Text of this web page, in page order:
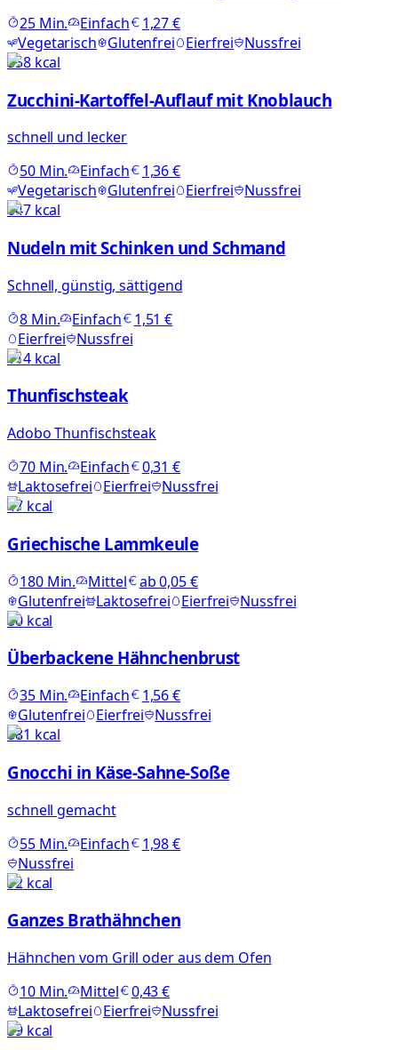
25Min. Einfach
1,27 €
Vegetarisch
Glutenfrei Eierfrei
Nussfrei
558kcal
Zucchini-Kartoffel-Auflauf mit Knoblauch
schnell und lecker
50Min. Einfach
1,36 €
Vegetarisch
Glutenfrei Eierfrei
Nussfrei
647kcal
Nudeln mit Schinken und Schmand
Schnell, günstig, sättigend
8Min. Einfach
1,51 €
Eierfrei
Nussfrei
114kcal
Thunfischsteak
Adobo Thunfischsteak
70Min. Einfach
0,31 €
Laktosefrei
Eierfrei
Nussfrei
47kcal
Griechische Lammkeule
180Min. Mittel ab0,05 €
Glutenfrei Laktosefrei Eierfrei
Nussfrei
80kcal
Überbackene Hähnchenbrust
35Min. Einfach
1,56 €
Glutenfrei
Eierfrei
Nussfrei
881 kcal
Gnocchi in Käse-Sahne-Soße
schnell gemacht
55Min. Einfach
1,98 €
Nussfrei
92kcal
Ganzes Brathähnchen
Hähnchen vom Grill oder aus dem Ofen
10Min. Mittel
0,43 €
Laktosefrei
Eierfrei
Nussfrei
59kcal